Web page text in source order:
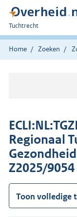
U
bent
hier:
Tuchtrecht
Home Zoeken
Regionaal
Z2025/9054
Toon volledige